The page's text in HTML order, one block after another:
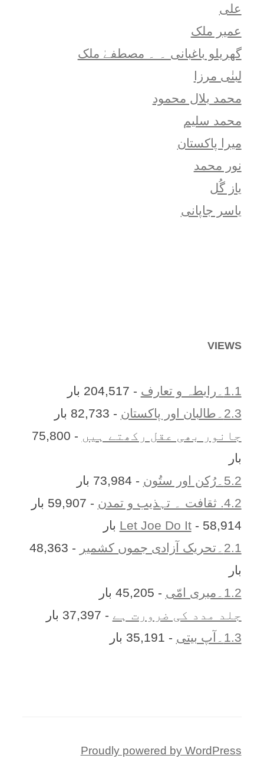
علی
عمیر ملک
گھریلو باغبانی ۔ ۔ مصطفےٰ ملک
لبنٰی مرزا
محمد بلال محمود
محمد سلیم
میرا پاکستان
نور محمد
یاز گُل
یاسر جاپانی
VIEWS
1.1۔رابطہ و تعارف
- 204,517 بار
2.3۔طالبان اور پاکستان
- 82,733 بار
جانور بھی عقل رکھتے ہیں
- 75,800
بار
5.2۔رُکن اور ستُون
- 73,984 بار
4.2. ثقافت ۔ تہذیب و تمدن
- 59,907 بار
Let Joe Do It- 58,914 بار
2.1۔تحریک آزادی جموں کشمیر
- 48,363
بار
1.2۔میری امّی
- 45,205 بار
جلد مدد کی ضرورت ہے - 37,397 بار
1.3۔آپ بیتی
- 35,191 بار
Proudly powered by WordPress